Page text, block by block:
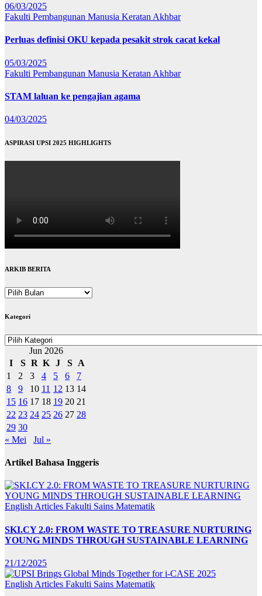
06/03/2025
Fakulti Pembangunan Manusia Keratan Akhbar
Perluas definisi OKU kepada pesakit strok cacat kekal
05/03/2025
Fakulti Pembangunan Manusia Keratan Akhbar
STAM laluan ke pengajian agama
04/03/2025
ASPIRASI UPSI 2025 HIGHLIGHTS
ARKIB BERITA
ARKIB
Kategori
Kategori
Jun 2026
I
S R K J S
A
1
2 3 4 5 6
7
8
9 10 11 12 13 14
15 16 17 18 19 20 21
22 23 24 25 26 27 28
29 30
« Mei
Jul »
Artikel Bahasa Inggeris
English Articles Fakulti Sains Matematik
SKI.CY 2.0: FROM WASTE TO TREASURE NURTURING
YOUNG MINDS THROUGH SUSTAINABLE LEARNING
21/12/2025
English Articles Fakulti Sains Matematik